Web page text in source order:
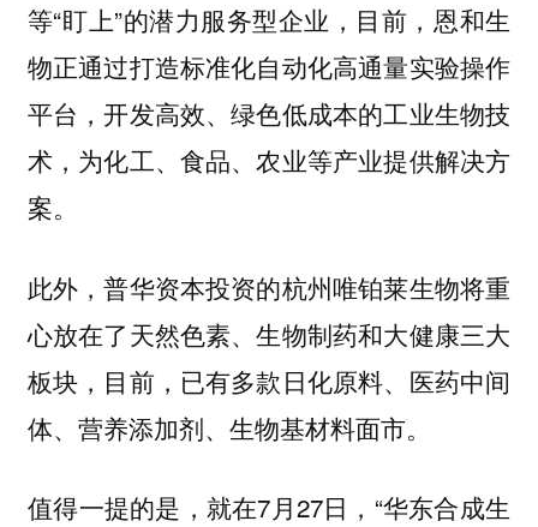
等“盯上”的潜力服务型企业，目前，恩和生
物正通过打造标准化自动化高通量实验操作
平台，开发高效、绿色低成本的工业生物技
术，为化工、食品、农业等产业提供解决方
案。
此外，普华资本投资的杭州唯铂莱生物将重
心放在了天然色素、生物制药和大健康三大
板块，目前，已有多款日化原料、医药中间
体、营养添加剂、生物基材料面市。
值得一提的是，就在7月27日，“华东合成生